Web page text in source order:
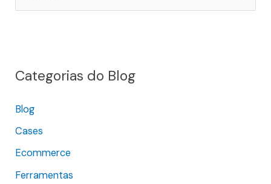
u
s
a
r
p
Categorias do Blog
Blog
Cases
Ecommerce
Ferramentas